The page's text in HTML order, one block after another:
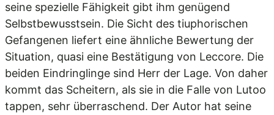
seine spezielle Fähigkeit gibt ihm genügend
Selbstbewusstsein. Die Sicht des tiuphorischen
Gefangenen liefert eine ähnliche Bewertung der
Situation, quasi eine Bestätigung von Leccore. Die
beiden Eindringlinge sind Herr der Lage. Von daher
kommt das Scheitern, als sie in die Falle von Lutoo
tappen, sehr überraschend. Der Autor hat seine